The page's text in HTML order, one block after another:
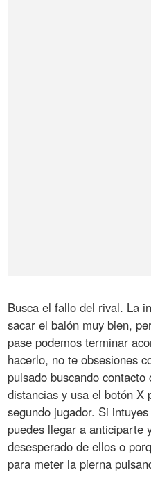
Busca el fallo del rival. La
sacar el balón muy bien,
pase podemos terminar
hacerlo, no te obsesiones
pulsado buscando
distancias y usa el botón X
segundo jugador. Si
puedes llegar a anticiparte
desesperado de ellos o
para meter la pierna